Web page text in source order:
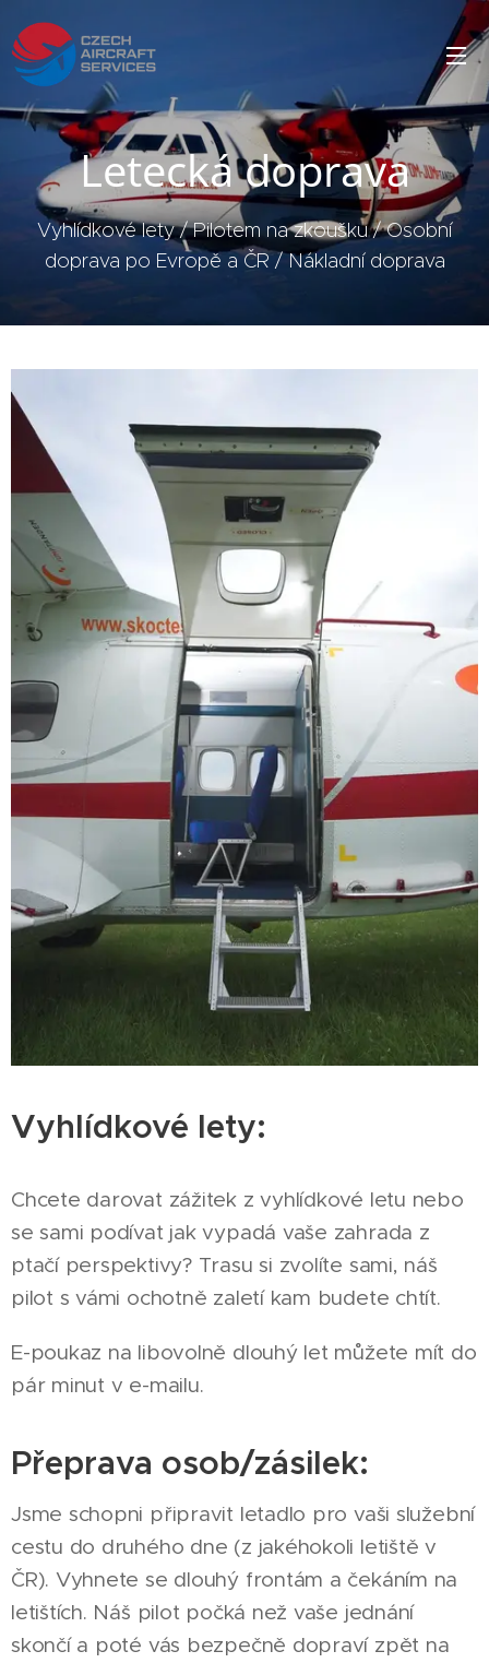
Letecká doprava
Vyhlídkové lety / Pilotem na zkoušku / Osobní
doprava po Evropě a ČR / Nákladní doprava
Vyhlídkové lety:
Chcete darovat zážitek z vyhlídkové letu nebo
se sami podívat jak vypadá vaše zahrada z
ptačí perspektivy? Trasu si zvolíte sami, náš
pilot s vámi ochotně zaletí kam budete chtít.
E-poukaz na libovolně dlouhý let můžete mít do
pár minut v e-mailu.
Přeprava osob/zásilek:
Jsme schopni připravit letadlo pro vaši služební
cestu do druhého dne (z jakéhokoli letiště v
ČR). Vyhnete se dlouhý frontám a čekáním na
letištích. Náš pilot počká než vaše jednání
skončí a poté vás bezpečně dopraví zpět na